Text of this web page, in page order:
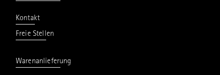
Kontakt
Freie Stellen
Warenanlieferung